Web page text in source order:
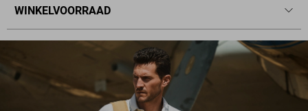
WINKELVOORRAAD